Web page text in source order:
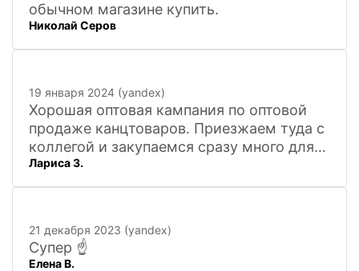
обычном магазине купить.
Николай Серов
19 января 2024 (yandex)
Хорошая оптовая кампания по оптовой
продаже канцтоваров. Приезжаем туда с
коллегой и закупаемся сразу много для
офиса. Удобно. Есть практически всё, что
нужно, и по хорошим ценам. Вежливый
искать
Лариса З.
21 декабря 2023 (yandex)
Супер ☝️
Елена В.